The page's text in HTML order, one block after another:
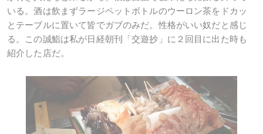
いる。酒は飲まずラージペットボトルのウーロン茶をドカッ
とテーブルに置いて皆でガブのみだ。性格がいい奴だと感じ
る。この誠鮨は私が日経朝刊「交遊抄」に２回目に出た時も
紹介した店だ。